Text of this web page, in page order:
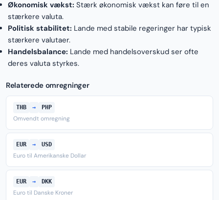
Økonomisk vækst: Stærk økonomisk vækst kan føre til en
stærkere valuta.
Politisk stabilitet: Lande med stabile regeringer har typisk
stærkere valutaer.
Handelsbalance: Lande med handelsoverskud ser ofte
deres valuta styrkes.
Relaterede omregninger
THB → PHP
Omvendt omregning
EUR → USD
Euro til Amerikanske Dollar
EUR → DKK
Euro til Danske Kroner